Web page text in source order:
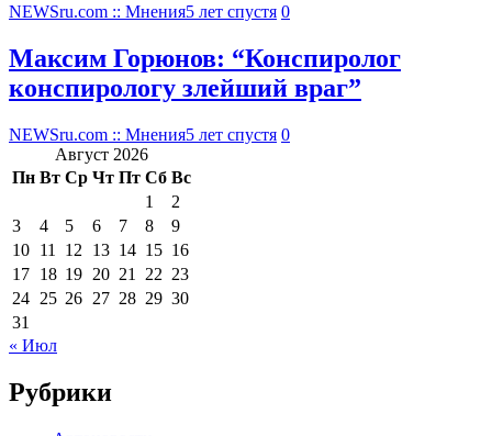
NEWSru.com :: Мнения5 лет спустя 0
Максим Горюнов: “Конспиролог
конспирологу злейший враг”
NEWSru.com :: Мнения5 лет спустя 0
Август 2026
Пн Вт Ср Чт Пт Сб Вс
1
2
3
4 5 6 7 8
9
10 11 12 13 14 15 16
17 18 19 20 21 22 23
24 25 26 27 28 29 30
31
« Июл
Рубрики